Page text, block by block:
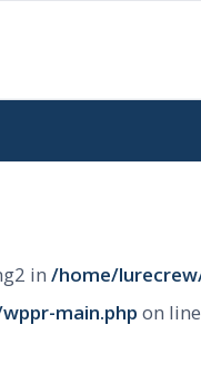
in /home/
main.php on line